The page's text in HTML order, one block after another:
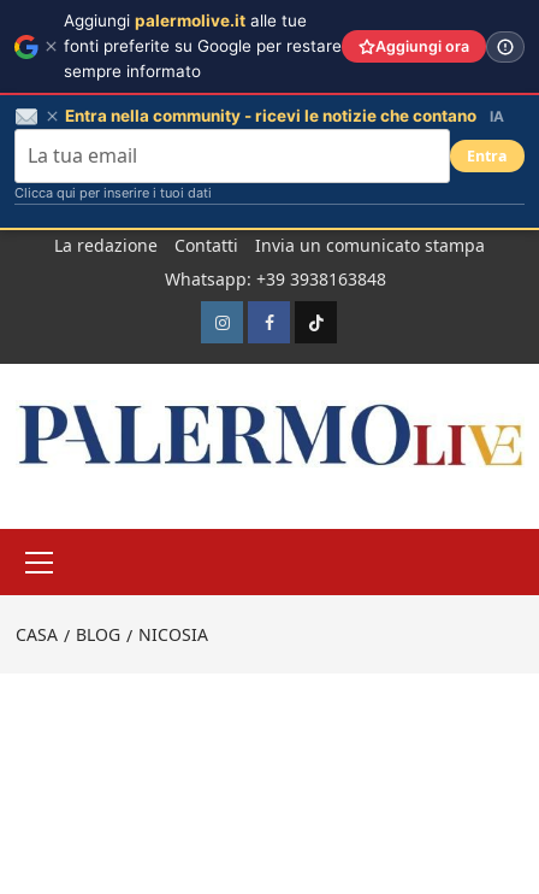
La redazione Contatti
Invia un comunicato stampa
Whatsapp: +39 3938163848
InstagramFacebook
TikTok
principale
CASA BLOG NICOSIA
Aggiungi palermolive.it alle tue
fonti preferite su Google per restare
sempre informato
Aggiungi ora
Entra nella community - ricevi le notizie che contano IA
Entra
Clicca qui per inserire i tuoi dati